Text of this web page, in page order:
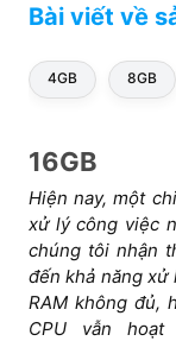
Bài viết về
4GB 8GB
16GB
Hiện nay, một
xử lý công việc
chúng tôi nhận
đến khả năng
RAM không đủ,
CPU vẫn